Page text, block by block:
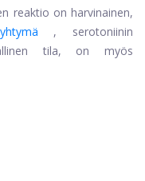
reaktio on harvinainen,
, serotoniinin
tila, on myös